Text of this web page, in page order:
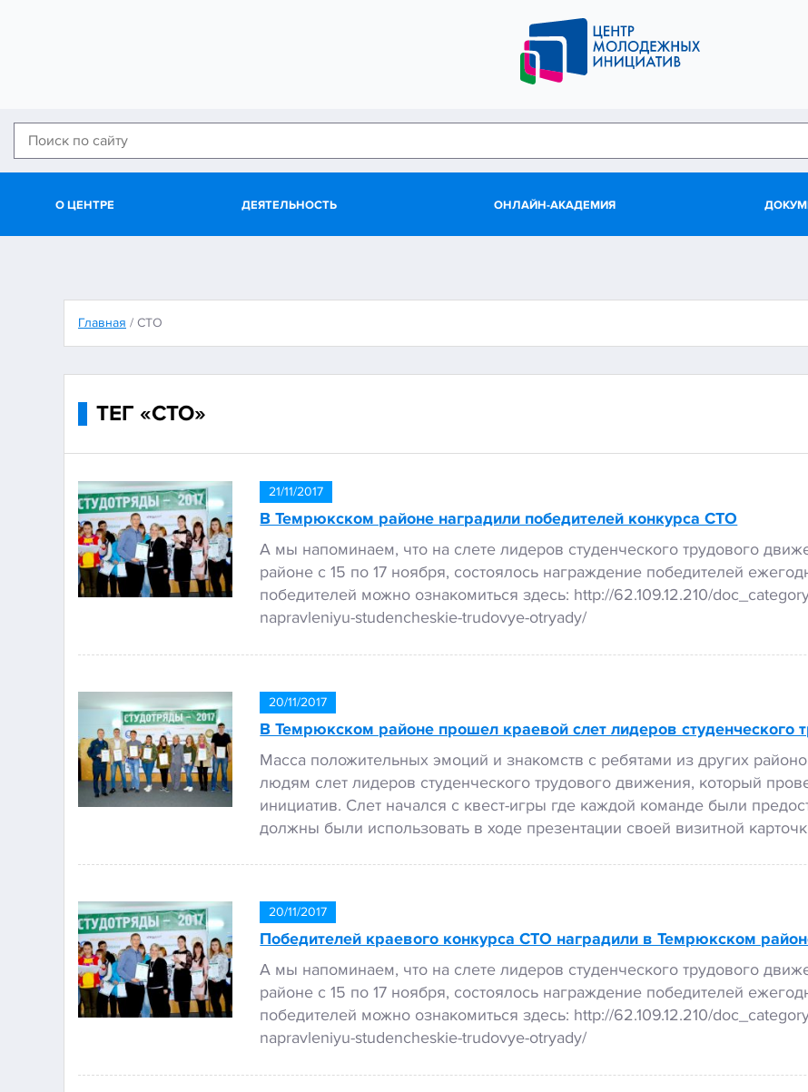
О ЦЕНТРЕ ДЕЯТЕЛЬНОСТЬ ОНЛАЙН-АКАДЕМИЯ
Главная / СТО
ТЕГ «СТО»
21/11/2017
В Темрюкском районе наградили победителей конкурса СТО
А мы напоминаем, что на слете лидеров студенческого трудового
районе с 15 по 17 ноября, состоялось награждение победителей
победителей можно ознакомиться здесь: http://62.109.12.210/
napravleniyu-studencheskie-trudovye-otryady/
20/11/2017
В Темрюкском районе прошел краевой слет лидеров студенческого
Масса положительных эмоций и знакомств с ребятами из других
людям слет лидеров студенческого трудового движения, который
инициатив. Слет начался с квест-игры где каждой команде были
должны были использовать в ходе презентации своей визитной
20/11/2017
Победителей краевого конкурса СТО наградили в Темрюкском
А мы напоминаем, что на слете лидеров студенческого трудового
районе с 15 по 17 ноября, состоялось награждение победителей
победителей можно ознакомиться здесь: http://62.109.12.210/
napravleniyu-studencheskie-trudovye-otryady/